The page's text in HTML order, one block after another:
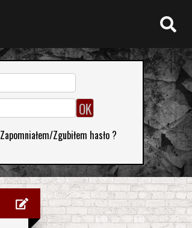
Zapomniałem/Zgubiłem hasło ?